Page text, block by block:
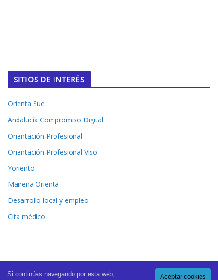
SITIOS DE INTERÉS
Orienta Sue
Andalucía Compromiso Digital
Orientación Profesional
Orientación Profesional Viso
Yoriento
Mairena Orienta
Desarrollo local y empleo
Cita médico
Aceptar cookies
Si continúas navegando por esta web,